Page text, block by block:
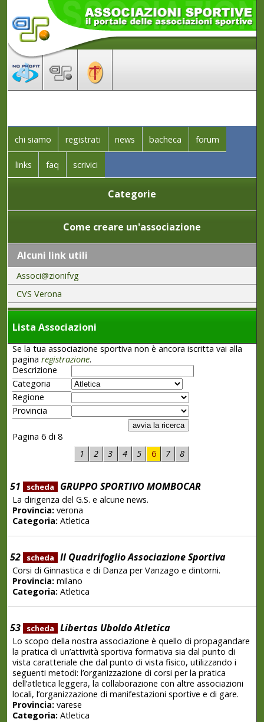
chi siamo registrati news bacheca forum
links faq scrivici
Categorie
Come creare un'associazione
Alcuni link utili
Associ@zionifvg
CVS Verona
Lista Associazioni
Se la tua associazione sportiva non è ancora iscritta vai alla
pagina registrazione.
Descrizione
Categoria
Regione
Provincia
Pagina 6 di 8
1
2 3 4 5 6 7 8
51 scheda GRUPPO SPORTIVO MOMBOCAR
La dirigenza del G.S. e alcune news.
Provincia:verona
Categoria:Atletica
52 scheda Il Quadrifoglio Associazione Sportiva
Corsi di Ginnastica e di Danza per Vanzago e dintorni.
Provincia:milano
Categoria:Atletica
53 scheda Libertas Uboldo Atletica
Lo scopo della nostra associazione è quello di propagandare
la pratica di un’attività sportiva formativa sia dal punto di
vista caratteriale che dal punto di vista fisico, utilizzando i
seguenti metodi: l’organizzazione di corsi per la pratica
dell’atletica leggera, la collaborazione con altre associazioni
locali, l’organizzazione di manifestazioni sportive e di gare.
Provincia:varese
Categoria:Atletica